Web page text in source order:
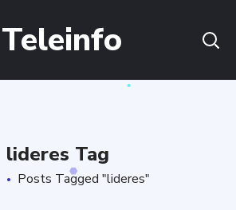
Teleinfo
lideres Tag
Posts Tagged "lideres"